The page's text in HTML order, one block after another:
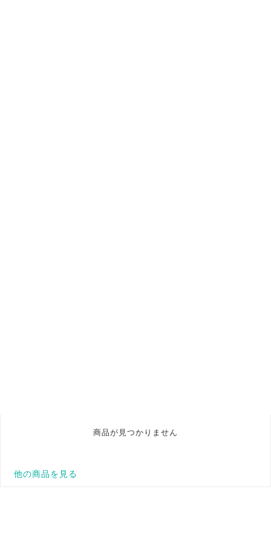
商品が見つかりません
他の商品を見る